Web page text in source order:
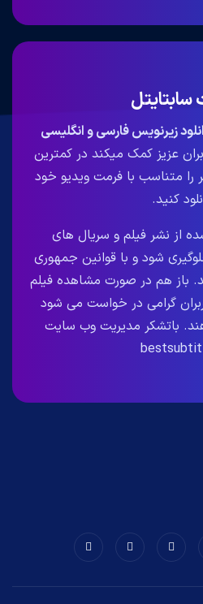
زیرنویس فارسی و انگلیسی
عزیز کمک میکند در کمترین
را متناسب با فرمت ویدیو خود
کنید.
از نشر فیلم و سریال های
شود و با قوانین جمهوری
باز هم در صورت مشاهده فیلم
گرامی در خواست می شود
باتشکر مدیریت وب سایت